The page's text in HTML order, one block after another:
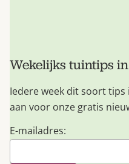
Wekelijks tuintips
Iedere week dit soort tips
aan voor onze gratis
E-mailadres: